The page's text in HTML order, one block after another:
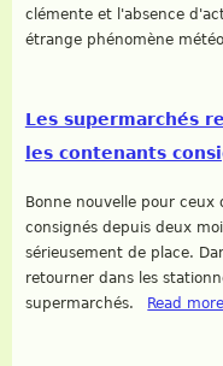
clémente et l'absence
étrange phénomène
Les supermarchés
les contenants
Bonne nouvelle pour
consignés depuis deux
sérieusement de place.
retourner dans les
supermarchés.
Read more